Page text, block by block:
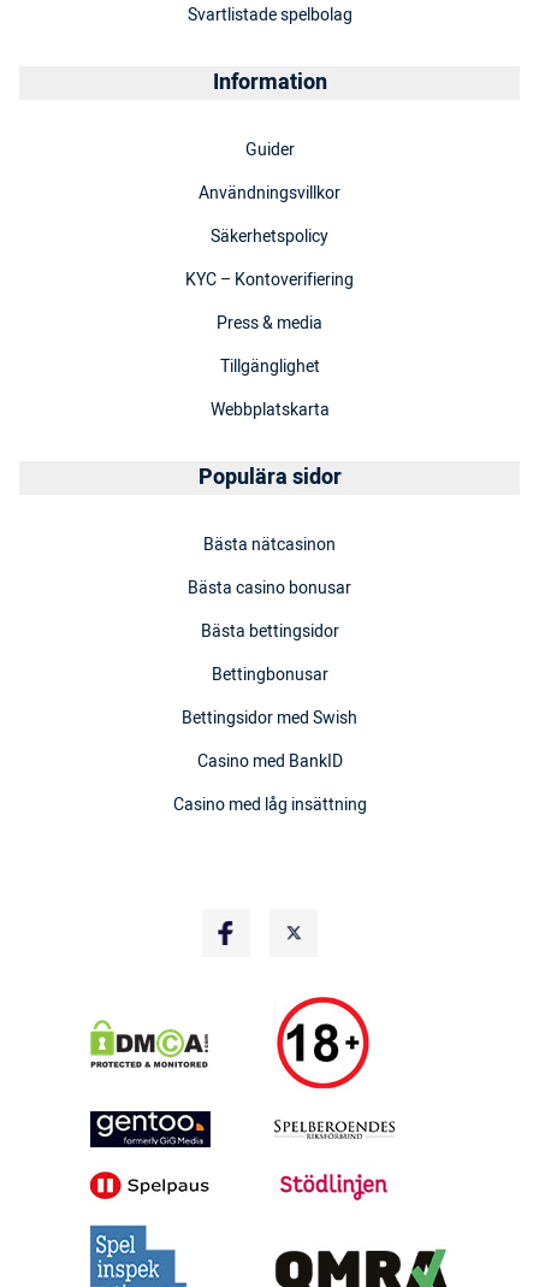
Svartlistade spelbolag
Information
Guider
Användningsvillkor
Säkerhetspolicy
KYC – Kontoverifiering
Press & media
Tillgänglighet
Webbplatskarta
Populära sidor
Bästa nätcasinon
Bästa casino bonusar
Bästa bettingsidor
Bettingbonusar
Bettingsidor med Swish
Casino med BankID
Casino med låg insättning